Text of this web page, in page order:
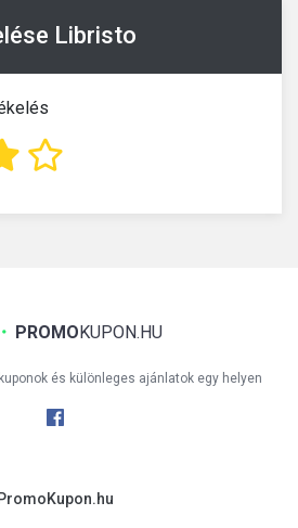
Libristo
PROMOKUPON.HU
és különleges ajánlatok egy helyen
PromoKupon.hu